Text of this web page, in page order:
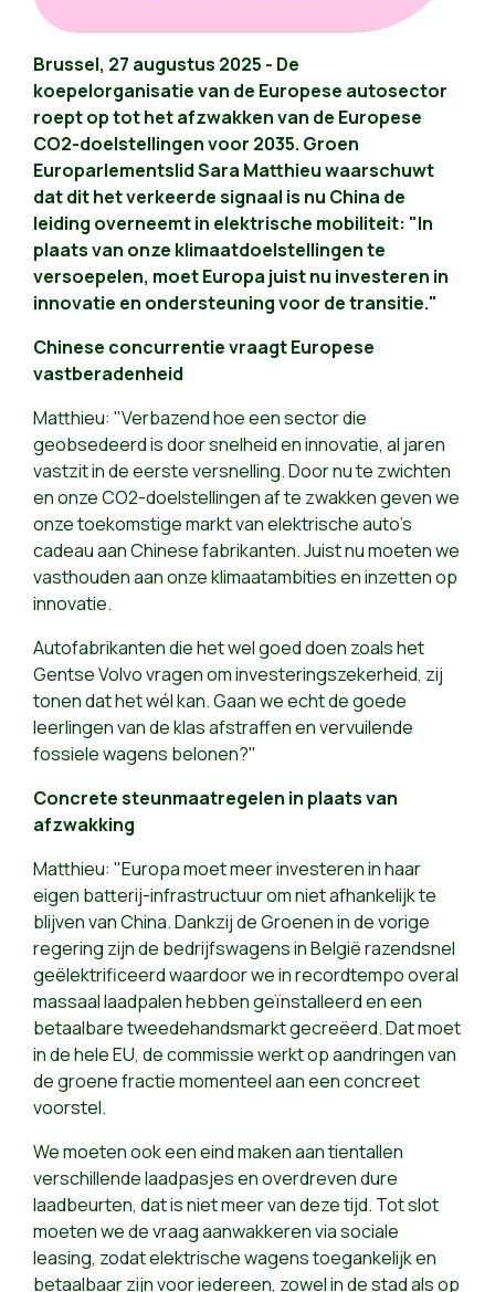
Brussel, 27 augustus 2025 - De
koepelorganisatie van de Europese autosector
roept op tot het afzwakken van de Europese
CO2-doelstellingen voor 2035. Groen
Europarlementslid Sara Matthieu waarschuwt
dat dit het verkeerde signaal is nu China de
leiding overneemt in elektrische mobiliteit: "In
plaats van onze klimaatdoelstellingen te
versoepelen, moet Europa juist nu investeren in
innovatie en ondersteuning voor de transitie."
Chinese concurrentie vraagt Europese
vastberadenheid
Matthieu: "Verbazend hoe een sector die
geobsedeerd is door snelheid en innovatie, al jaren
vastzit in de eerste versnelling. Door nu te zwichten
en onze CO2-doelstellingen af te zwakken geven we
onze toekomstige markt van elektrische auto's
cadeau aan Chinese fabrikanten. Juist nu moeten we
vasthouden aan onze klimaatambities en inzetten op
innovatie.
Autofabrikanten die het wel goed doen zoals het
Gentse Volvo vragen om investeringszekerheid, zij
tonen dat het wél kan. Gaan we echt de goede
leerlingen van de klas afstraffen en vervuilende
fossiele wagens belonen?"
Concrete steunmaatregelen in plaats van
afzwakking
Matthieu: "Europa moet meer investeren in haar
eigen batterij-infrastructuur om niet afhankelijk te
blijven van China. Dankzij de Groenen in de vorige
regering zijn de bedrijfswagens in België razendsnel
geëlektrificeerd waardoor we in recordtempo overal
massaal laadpalen hebben geïnstalleerd en een
betaalbare tweedehandsmarkt gecreëerd. Dat moet
in de hele EU, de commissie werkt op aandringen van
de groene fractie momenteel aan een concreet
voorstel.
We moeten ook een eind maken aan tientallen
verschillende laadpasjes en overdreven dure
laadbeurten, dat is niet meer van deze tijd. Tot slot
moeten we de vraag aanwakkeren via sociale
leasing, zodat elektrische wagens toegankelijk en
betaalbaar zijn voor iedereen, zowel in de stad als op